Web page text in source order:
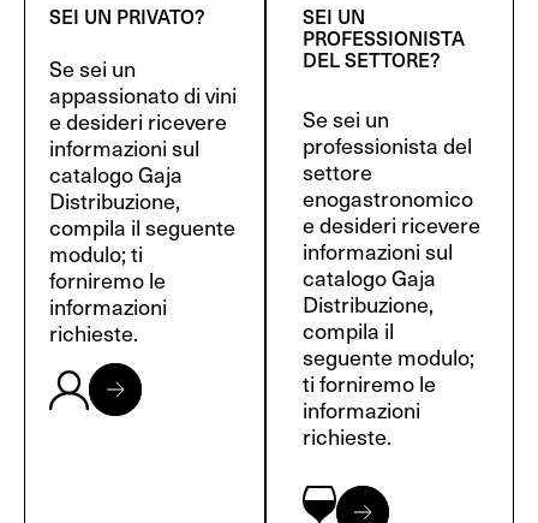
SEI UN PRIVATO?
Se sei un
appassionato di vini
e desideri ricevere
informazioni sul
catalogo Gaja
Distribuzione,
compila il seguente
modulo; ti
forniremo le
informazioni
richieste.
SEI UN
PROFESSIONISTA
DEL SETTORE?
Se sei un
professionista del
settore
enogastronomico
e desideri ricevere
informazioni sul
catalogo Gaja
Distribuzione,
compila il
seguente modulo;
ti forniremo le
informazioni
richieste.